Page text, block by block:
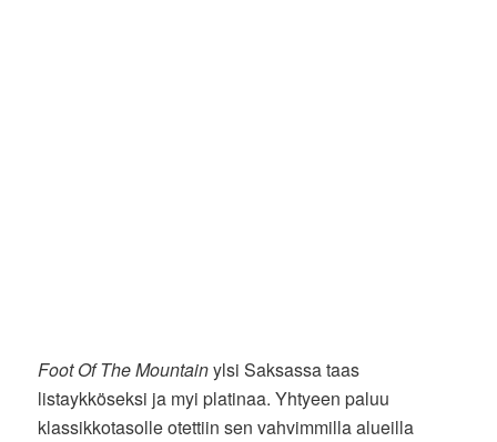
Foot Of The Mountainylsi Saksassa taas
listaykköseksi ja myi platinaa. Yhtyeen paluu
klassikkotasolle otettiin sen vahvimmilla alueilla